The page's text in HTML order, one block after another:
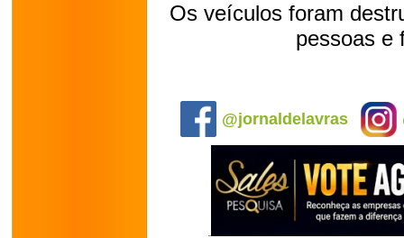
Os veículos foram
pessoas e
@jornaldelavras